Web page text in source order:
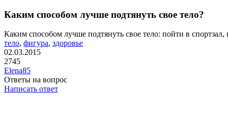
Каким способом лучше подтянуть свое тело?
Каким способом лучше подтянуть свое тело: пойти в
тело, фигура, здоровье
02.03.2015
2745
Elena85
Ответы на вопрос
Написать ответ